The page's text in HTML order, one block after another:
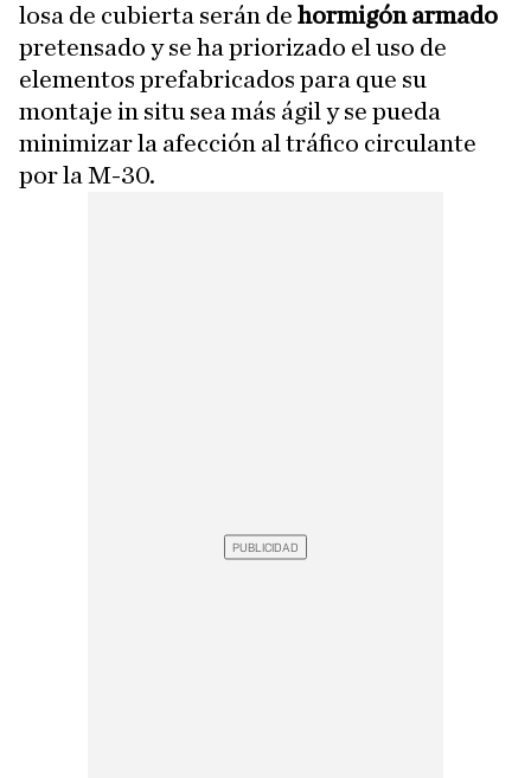
losa de cubierta serán de hormigón armado
pretensado y se ha priorizado el uso de
elementos prefabricados para que su
montaje in situ sea más ágil y se pueda
minimizar la afección al tráfico circulante
por la M-30.